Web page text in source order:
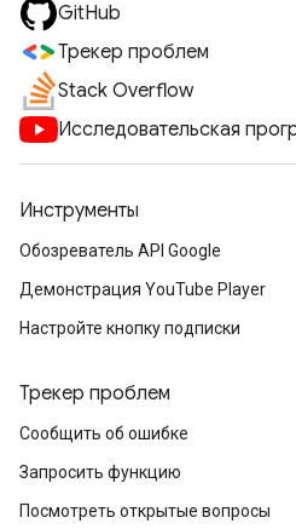
GitHub
Трекер проблем
Stack Overflow
Исследовательская
Инструменты
Обозреватель API Google
Демонстрация YouTube Player
Настройте кнопку подписки
Трекер проблем
Сообщить об ошибке
Запросить функцию
Посмотреть открытые вопросы